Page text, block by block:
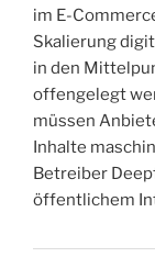
im E-
Skalierung
in den
offengelegt
müssen
Inhalte
Betreiber
öffentlichem